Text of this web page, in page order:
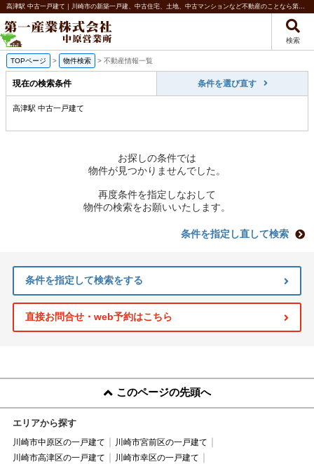
高津駅 中古一戸建て｜川崎市の新築一戸建、中古住宅、土地、中古マンションなど不動産のことなら第一産業株式会社 中原営業所
検索
TOPページ > 物件検索 > 不動産情報一覧
現在の検索条件 条件を選び直す
高津駅 中古一戸建て
お探しの条件では
物件が見つかりませんでした。
再度条件を指定しなおして
物件の検索をお願いいたします。
条件を指定し直して検索
条件を指定して検索をする
直接お問合せ・web予約はこちら
このページの先頭へ
エリアから探す
川崎市中原区の一戸建て
川崎市宮前区の一戸建て
川崎市高津区の一戸建て
川崎市幸区の一戸建て